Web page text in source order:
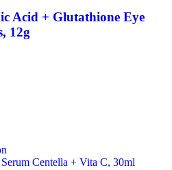
Acid + Glutathione Eye
12g